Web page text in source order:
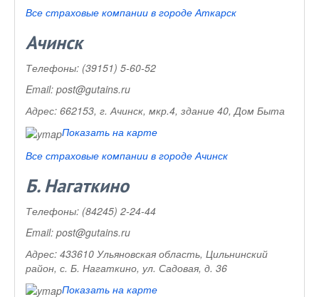
Все страховые компании в городе Аткарск
Ачинск
Телефоны: (39151) 5-60-52
Email: post@gutains.ru
Адрес: 662153, г. Ачинск, мкр.4, здание 40, Дом Быта
Показать на карте
Все страховые компании в городе Ачинск
Б. Нагаткино
Телефоны: (84245) 2-24-44
Email: post@gutains.ru
Адрес: 433610 Ульяновская область, Цильнинский
район, с. Б. Нагаткино, ул. Садовая, д. 36
Показать на карте